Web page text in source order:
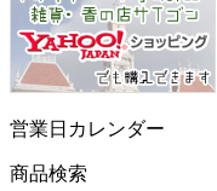
営業日カレンダー
商品検索